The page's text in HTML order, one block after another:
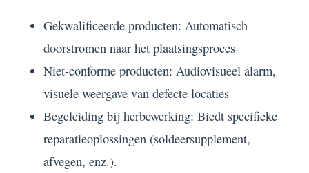
Gekwalificeerde producten: Automatisch
doorstromen naar het plaatsingsproces
Niet-conforme producten: Audiovisueel alarm,
visuele weergave van defecte locaties
Begeleiding bij herbewerking: Biedt specifieke
reparatieoplossingen (soldeersupplement,
afvegen, enz.).